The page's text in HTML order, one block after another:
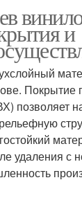
и
Покрытие
позволяет
удаления с